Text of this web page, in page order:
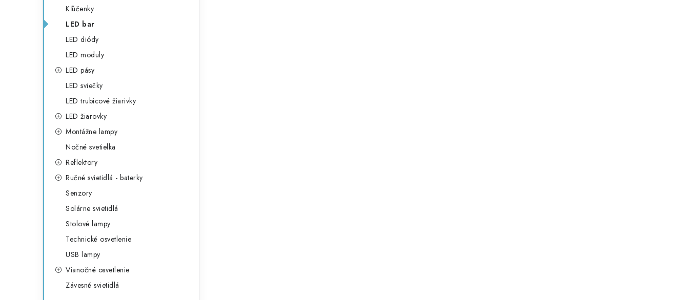
Kľúčenky
LED bar
LED diódy
LED moduly
LED pásy
LED sviečky
LED trubicové žiarivky
LED žiarovky
Montážne lampy
Nočné svetielka
Reflektory
Ručné svietidlá - baterky
Senzory
Solárne svietidlá
Stolové lampy
Technické osvetlenie
USB lampy
Vianočné osvetlenie
Závesné svietidlá